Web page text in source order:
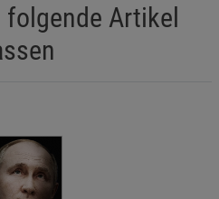
folgende Artikel